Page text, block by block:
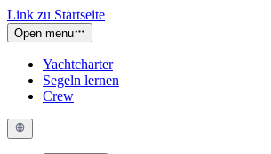
Link zu Startseite
Open menu
Yachtcharter
Segeln lernen
Crew